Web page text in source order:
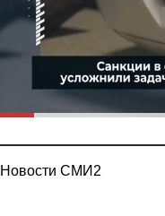
Новости СМИ2